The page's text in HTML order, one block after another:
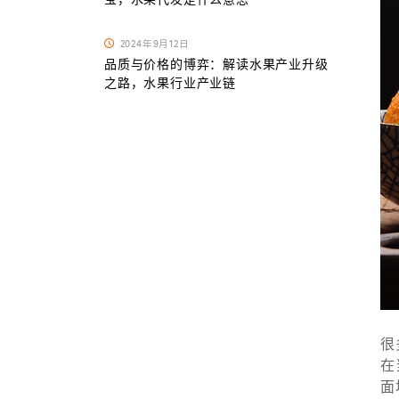
很
在
2024年9月12日
品质与价格的博弈：解读水果产业升级
之路，水果行业产业链